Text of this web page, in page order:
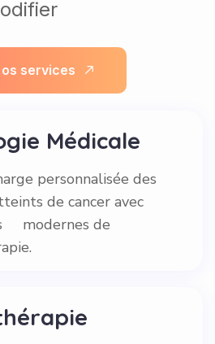
os services
Médicale
personnalisée des
de cancer avec
modernes de